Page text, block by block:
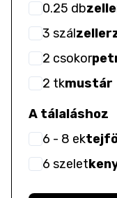
0.25 db
3 szál
2 csokor
2 tkmustár
A tálaláshoz
6 - 8 ek
6 szelet